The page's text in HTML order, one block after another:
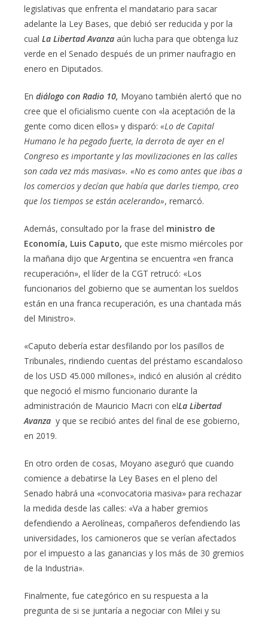
legislativas que enfrenta el mandatario para sacar
adelante la Ley Bases, que debió ser reducida y por la
cual La Libertad Avanza aún lucha para que obtenga luz
verde en el Senado después de un primer naufragio en
enero en Diputados.
En diálogo con Radio 10, Moyano también alertó que no
cree que el oficialismo cuente con «la aceptación de la
gente como dicen ellos» y disparó: «Lo de Capital
Humano le ha pegado fuerte, la derrota de ayer en el
Congreso es importante y las movilizaciones en las calles
son cada vez más masivas». «No es como antes que ibas a
los comercios y decían que había que darles tiempo, creo
que los tiempos se están acelerando», remarcó.
Además, consultado por la frase del ministro de
Economía, Luis Caputo, que este mismo miércoles por
la mañana dijo que Argentina se encuentra «en franca
recuperación», el líder de la CGT retrucó: «Los
funcionarios del gobierno que se aumentan los sueldos
están en una franca recuperación, es una chantada más
del Ministro».
«Caputo debería estar desfilando por los pasillos de
Tribunales, rindiendo cuentas del préstamo escandaloso
de los USD 45.000 millones», indicó en alusión al crédito
que negoció el mismo funcionario durante la
administración de Mauricio Macri con elLa Libertad
Avanza y que se recibió antes del final de ese gobierno,
en 2019.
En otro orden de cosas, Moyano aseguró que cuando
comience a debatirse la Ley Bases en el pleno del
Senado habrá una «convocatoria masiva» para rechazar
la medida desde las calles: «Va a haber gremios
defendiendo a Aerolíneas, compañeros defendiendo las
universidades, los camioneros que se verían afectados
por el impuesto a las ganancias y los más de 30 gremios
de la Industria».
Finalmente, fue categórico en su respuesta a la
pregunta de si se juntaría a negociar con Milei y su